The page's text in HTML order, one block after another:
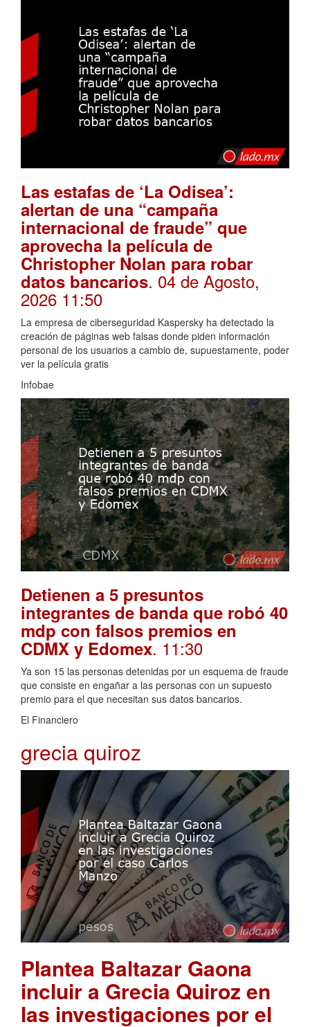
Las estafas de ‘La Odisea’:
alertan de una “campaña
internacional de fraude” que
aprovecha la película de
Christopher Nolan para robar
datos bancarios. 04 de Agosto,
2026 11:50
La empresa de ciberseguridad Kaspersky ha detectado la
creación de páginas web falsas donde piden información
personal de los usuarios a cambio de, supuestamente, poder
ver la película gratis
Infobae
Detienen a 5 presuntos
integrantes de banda que robó 40
mdp con falsos premios en
CDMX y Edomex. 11:30
Ya son 15 las personas detenidas por un esquema de fraude
que consiste en engañar a las personas con un supuesto
premio para el que necesitan sus datos bancarios.
El Financiero
grecia quiroz
Plantea Baltazar Gaona
incluir a Grecia Quiroz en
las investigaciones por el